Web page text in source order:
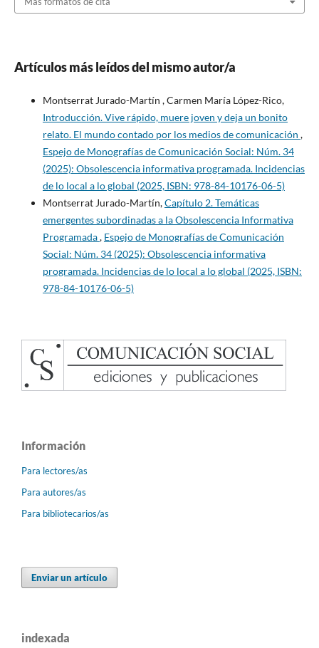
Artículos más leídos del mismo autor/a
Montserrat Jurado-Martín , Carmen María López-Rico,
Introducción. Vive rápido, muere joven y deja un bonito
relato. El mundo contado por los medios de comunicación ,
Espejo de Monografías de Comunicación Social: Núm. 34
(2025): Obsolescencia informativa programada. Incidencias
de lo local a lo global (2025, ISBN: 978-84-10176-06-5)
Montserrat Jurado-Martín,Capítulo 2. Temáticas
emergentes subordinadas a la Obsolescencia Informativa
Programada, Espejo de Monografías de Comunicación
Social: Núm. 34 (2025): Obsolescencia informativa
programada. Incidencias de lo local a lo global (2025, ISBN:
978-84-10176-06-5)
Información
Para lectores/as
Para autores/as
Para bibliotecarios/as
Enviar un artículo
indexada